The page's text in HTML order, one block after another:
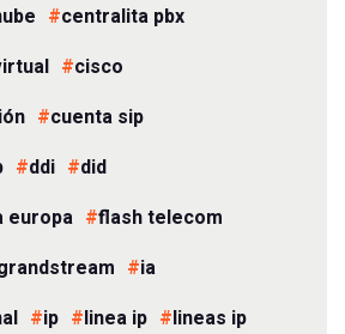
centralita pbx
cisco
cuenta sip
ddi
did
europa
flash telecom
ia
ip linea ip
lineas ip